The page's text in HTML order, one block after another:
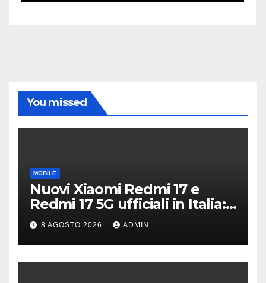
You missed
MOBILE
Nuovi Xiaomi Redmi 17 e
Redmi 17 5G ufficiali in Italia:
specifiche tecniche,
differenze e prezzi
8 AGOSTO 2026 ADMIN